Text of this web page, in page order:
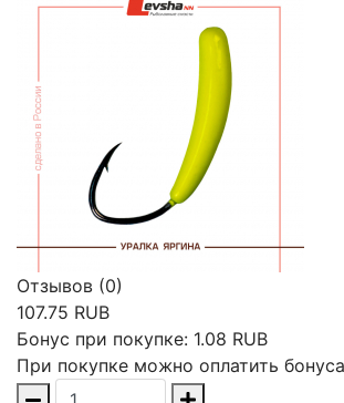
Отзывов (0)
107.75 RUB
Бонус при покупке: 1.08 RUB
При покупке можно оплатить